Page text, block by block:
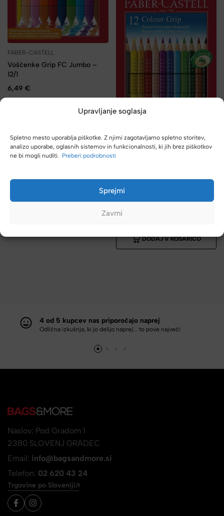
Upravljanje soglasja
Spletno mesto uporablja piškotke. Z njimi zagotavljamo spletno storitev,
analizo uporabe, oglasnih sistemov in funkcionalnosti, ki jih brez piškotkov
ne bi mogli nuditi. Preberi podrobnosti
Sprejmi
Zavrni
FABER-CASTELL
Voščenke Grip FC Jumbo –
12/1
6,49 €
DODAJ V KOŠARICO
Barvice FC Grip – 12 barv,
DODAJ V KOŠARICO
4 od 5 kupcev nas priporočajo naprej
Odlična izkušnja, ki jo delijo naprej... to pove največ!
Naslov: Pod Gradom 1
2380 SLOVENJ GRADEC
Email: info@bagsandmore.si
Telefon: 02 620 43 24
Trgovine po Sloveniji